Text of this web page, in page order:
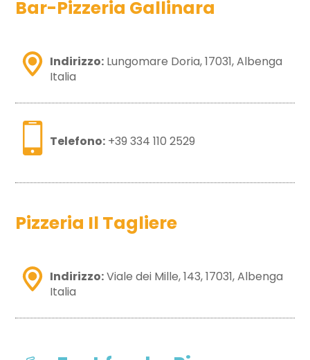
Bar-Pizzeria Gallinara
Indirizzo: Lungomare Doria, 17031, Albenga
Italia
Telefono: +39 334 110 2529
Pizzeria Il Tagliere
Indirizzo: Viale dei Mille, 143, 17031, Albenga
Italia